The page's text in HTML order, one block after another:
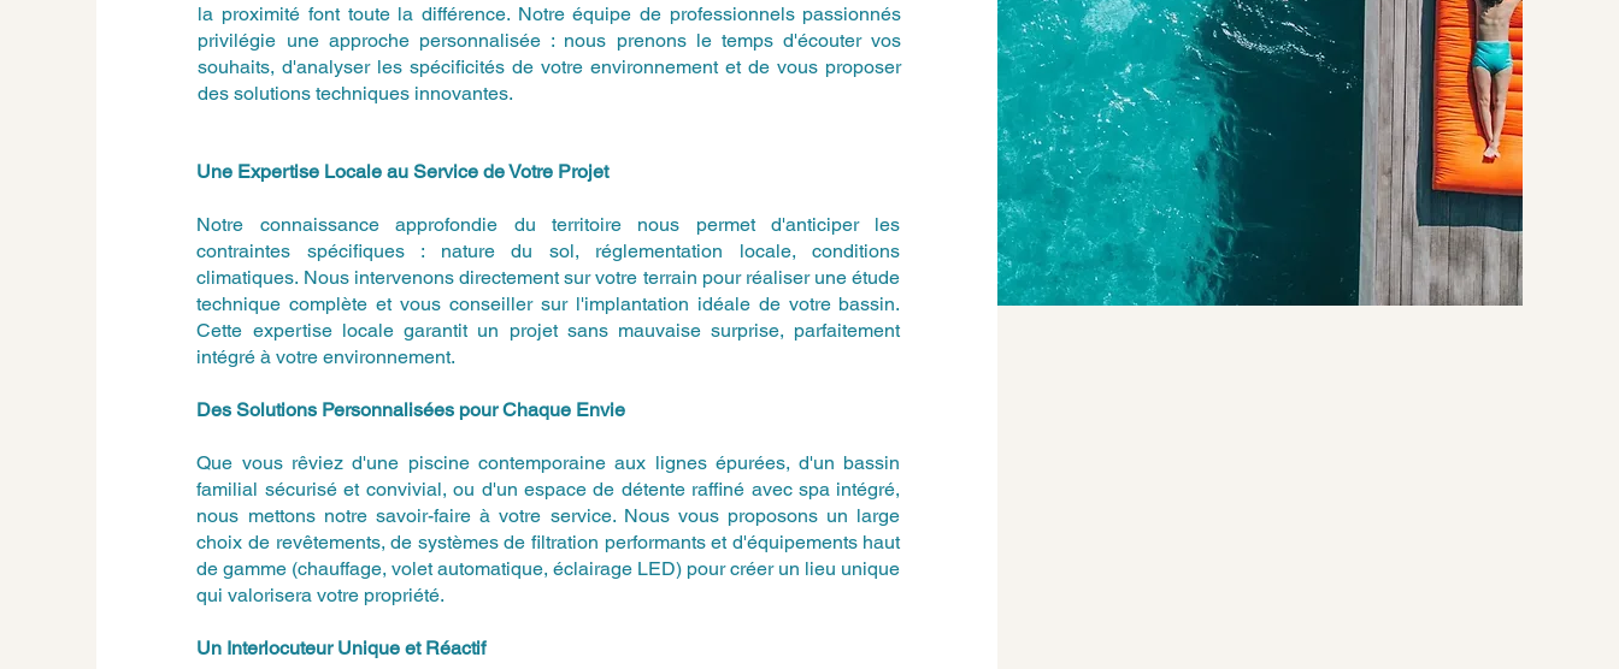
la proximité font toute la différence. Notre équipe de professionnels passionnés
privilégie une approche personnalisée : nous prenons le temps d'écouter vos
souhaits, d'analyser les spécificités de votre environnement et de vous proposer
des solutions techniques innovantes.
Une Expertise Locale au Service de Votre Projet
Notre connaissance approfondie du territoire nous permet d'anticiper les
contraintes spécifiques : nature du sol, réglementation locale, conditions
climatiques. Nous intervenons directement sur votre terrain pour réaliser une étude
technique complète et vous conseiller sur l'implantation idéale de votre bassin.
Cette expertise locale garantit un projet sans mauvaise surprise, parfaitement
intégré à votre environnement.
Des Solutions Personnalisées pour Chaque Envie
Que vous rêviez d'une piscine contemporaine aux lignes épurées, d'un bassin
familial sécurisé et convivial, ou d'un espace de détente raffiné avec spa intégré,
nous mettons notre savoir-faire à votre service. Nous vous proposons un large
choix de revêtements, de systèmes de filtration performants et d'équipements haut
de gamme (chauffage, volet automatique, éclairage LED) pour créer un lieu unique
qui valorisera votre propriété.
Un Interlocuteur Unique et Réactif